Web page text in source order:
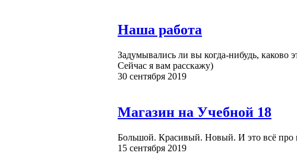
Наша работа
Задумывались ли вы когда-нибудь, каково
Сейчас я вам расскажу)
30 сентября 2019
Магазин на Учебной 18
Большой. Красивый. Новый. И это всё про
15 сентября 2019